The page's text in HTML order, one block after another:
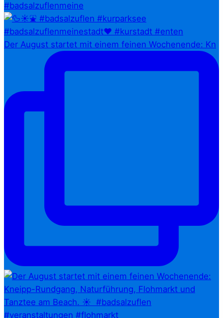
#badsalzuflenmeine
Der August startet mit einem feinen Wochenende: Kn